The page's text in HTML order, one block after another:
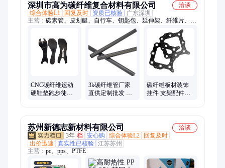
深圳市高为碳纤维复合材料有限公司
洽谈
综合体验L1
回复及时 资质已核验
广东深圳
主营： 碳素管、皮划艇、自行车、钥匙包、延伸架、纤维片、碳
纤板、手机壳、蜂窝芯、夹芯板、定位板、蜂窝板、冷凝管、匹
克球拍、植保机架、碳纤维棒、无人机架、施工材料、哑光碳
管、运动套装、固定支架、碳纤维管、乒乓球拍、包装用品、复
合材料
CNC碳纤维运动
硬鞋垫跑步徒步
3k碳纤维管厂家
直供定制批发 平
碳纤维板材装饰
挂件 支架配件碳
苏州新德志新材料有限公司
洽谈
3年 档 安心购 综合体验L2
回复及时
出价迅速
真实性已核验 江苏苏州
主营： pc、pps、PTFE